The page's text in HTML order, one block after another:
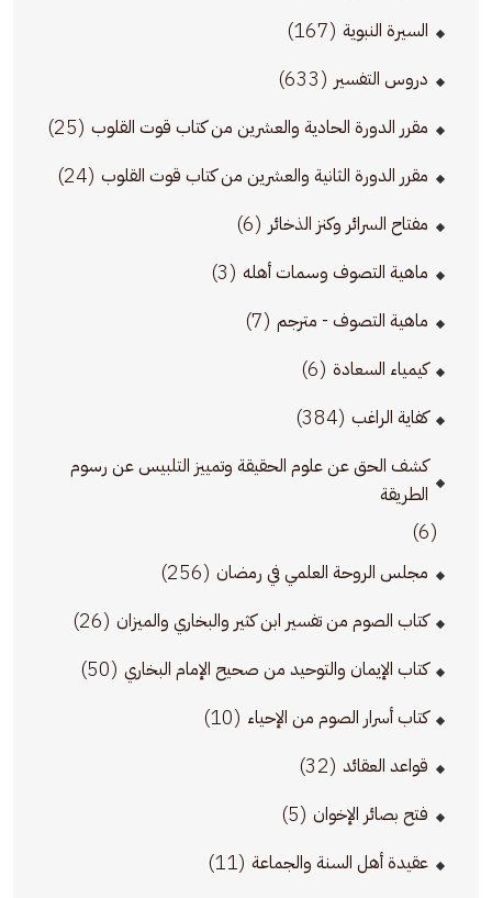
السيرة النبوية (167)
دروس التفسير (633)
مقرر الدورة الحادية والعشرين من كتاب قوت القلوب (25)
مقرر الدورة الثانية والعشرين من كتاب قوت القلوب (24)
مفتاح السرائر وكنز الذخائر (6)
ماهية التصوف وسمات أهله (3)
ماهية التصوف - مترجم (7)
كيمياء السعادة (6)
كفاية الراغب (384)
كشف الحق عن علوم الحقيقة وتمييز التلبيس عن رسوم
الطريقة
(6)
مجلس الروحة العلمي في رمضان (256)
كتاب الصوم من تفسير ابن كثير والبخاري والميزان (26)
كتاب الإيمان والتوحيد من صحيح الإمام البخاري (50)
كتاب أسرار الصوم من الإحياء (10)
قواعد العقائد (32)
فتح بصائر الإخوان (5)
عقيدة أهل السنة والجماعة (11)